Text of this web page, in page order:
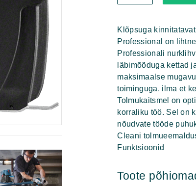
EA-
S
Professional
Klõpsuga
Professional on
Professionali
läbimõõduga kettad
maksimaalse
toiminguga, ilma et
Tolmukaitsmel on
korraliku töö. Sel on
nõudvate tööde
Cleani
Funktsioonid
Toote